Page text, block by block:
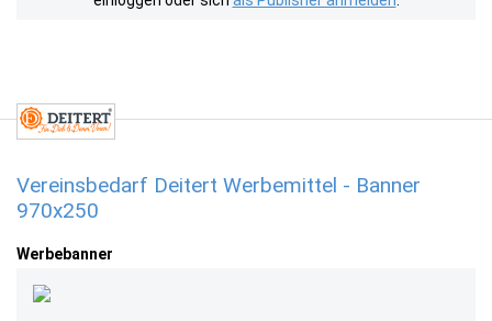
Vereinsbedarf Deitert Werbemittel - Banner
970x250
Werbebanner